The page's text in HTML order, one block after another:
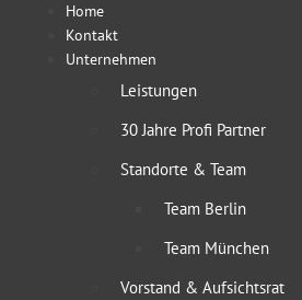
Home
Kontakt
Unternehmen
Leistungen
30 Jahre Profi Partner
Standorte & Team
Team Berlin
Team München
Vorstand & Aufsichtsrat